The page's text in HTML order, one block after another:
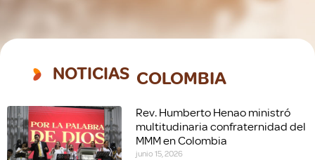
NOTICIAS COLOMBIA
Rev. Humberto Henao ministró
multitudinaria confraternidad del
MMM en Colombia
junio 15, 2026